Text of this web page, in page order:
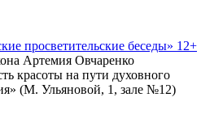
просветительские беседы» 12+
Артемия Овчаренко
красоты на пути духовного
(М. Ульяновой, 1, зале №12)